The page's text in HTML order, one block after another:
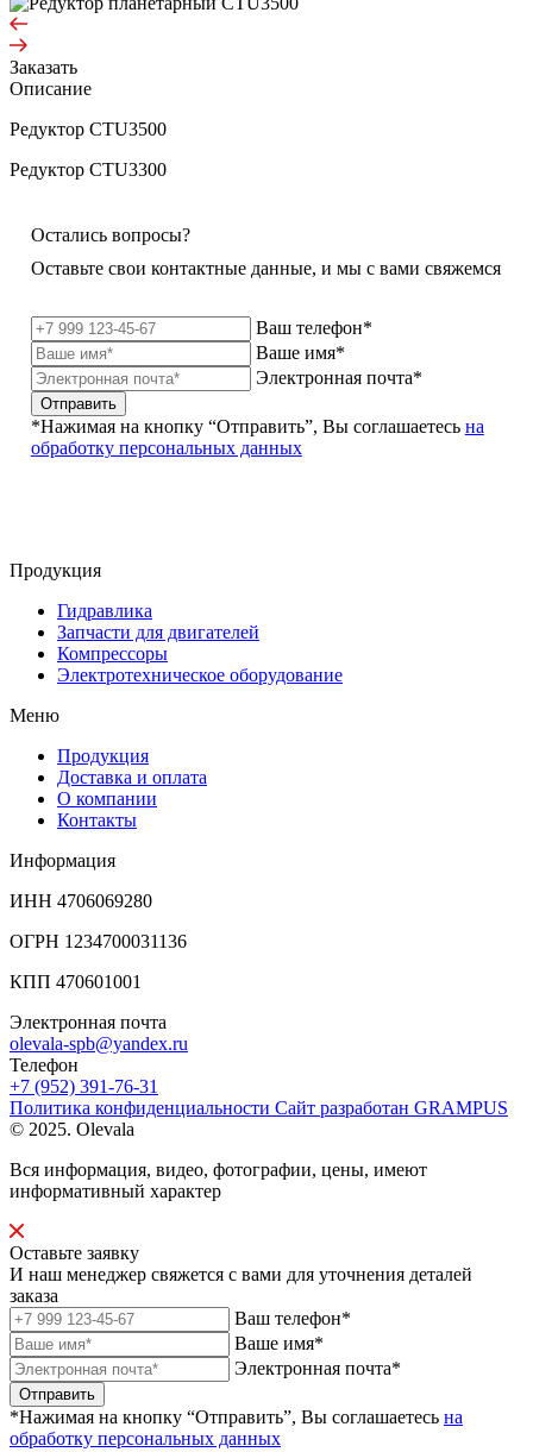
Заказать
Описание
Редуктор CTU3500
Редуктор CTU3300
Остались вопросы?
Оставьте свои контактные данные, и мы с вами свяжемся
Ваш телефон*
Ваше имя*
Электронная почта*
Отправить
*Нажимая на кнопку “Отправить”, Вы соглашаетесь на
обработку персональных данных
Продукция
Гидравлика
Запчасти для двигателей
Компрессоры
Электротехническое оборудование
Меню
Продукция
Доставка и оплата
О компании
Контакты
Информация
ИНН 4706069280
ОГРН 1234700031136
КПП 470601001
Электронная почта
olevala-spb@yandex.ru
Телефон
+7 (952) 391-76-31
Политика конфиденциальности Сайт разработан GRAMPUS
© 2025. Olevala
Вся информация, видео, фотографии, цены, имеют
информативный характер
Оставьте заявку
И наш менеджер свяжется с вами для уточнения деталей
заказа
Ваш телефон*
Ваше имя*
Электронная почта*
Отправить
*Нажимая на кнопку “Отправить”, Вы соглашаетесь на
обработку персональных данных